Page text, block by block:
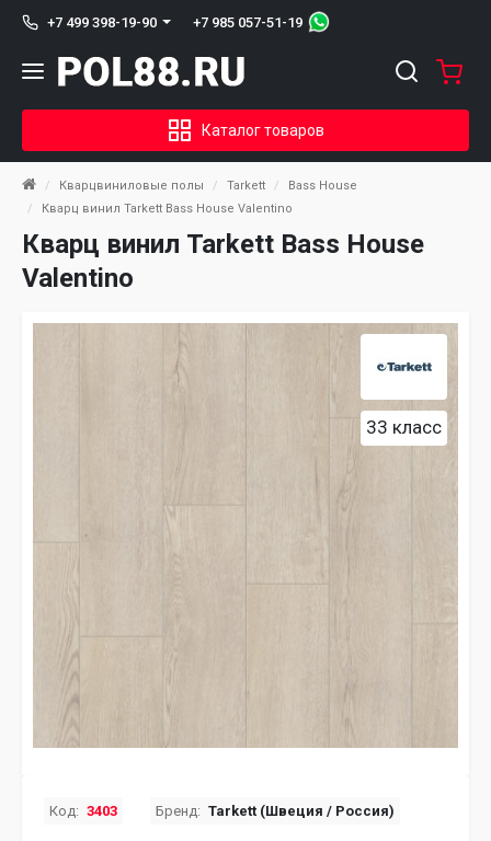
+7 499 398-19-90 +7 985 057-51-19
Каталог товаров
Кварцвиниловые полы Tarkett
Bass House
Кварц винил Tarkett Bass House Valentino
Кварц винил Tarkett Bass House
Valentino
33 класс
Код: 3403 Бренд: Tarkett (Швеция / Россия)